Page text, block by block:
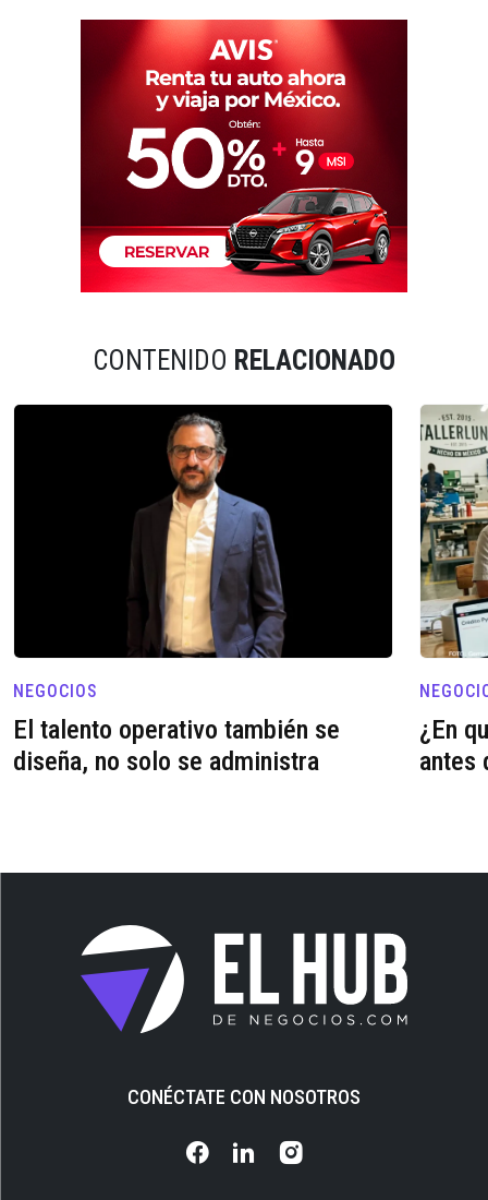
CONTENIDO RELACIONADO
NEGOCIOS
El talento operativo también se
diseña, no solo se administra
¿En
antes
CONÉCTATE CON NOSOTROS